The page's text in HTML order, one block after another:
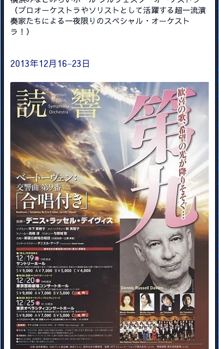
（プロオーケストラやソリストとして活躍する超一流演
奏家たちによる一夜限りのスペシャル・オーケスト
ラ！）
2013年12月16−23日